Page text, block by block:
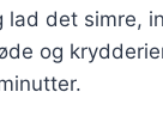
lad det simre,
og